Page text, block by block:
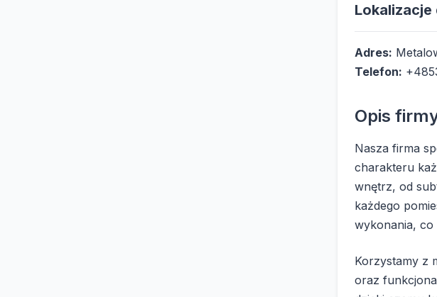
Adres:
Telefon:
Opis
Nasza firma
charakteru
wnętrz, od
każdego
wykonania, co
Korzystamy z
oraz